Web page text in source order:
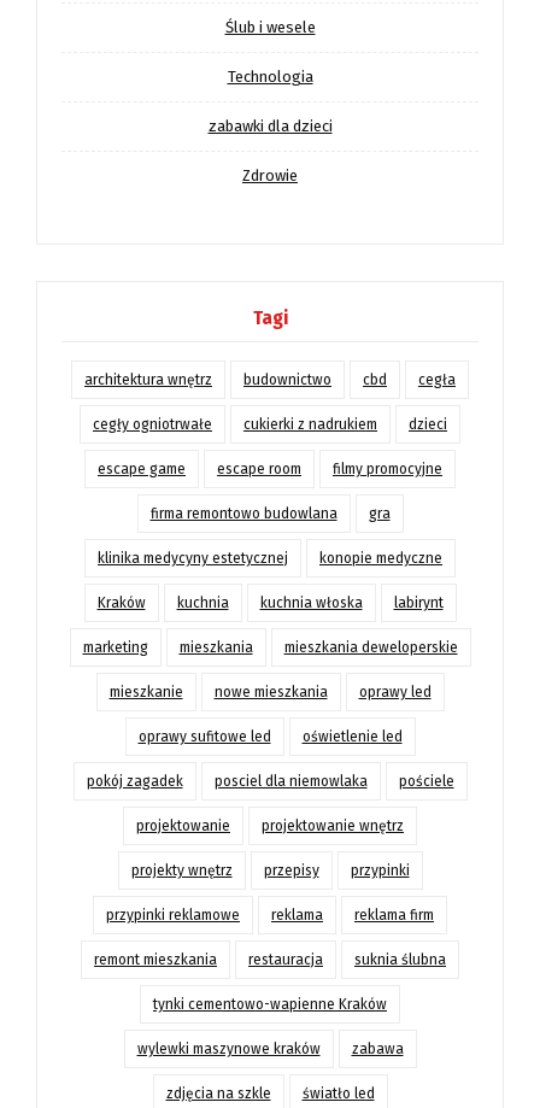
Ślub i wesele
Technologia
zabawki dla dzieci
Zdrowie
Tagi
architektura wnętrz budownictwo cbd cegła
cegły ogniotrwałe cukierki z nadrukiem dzieci
escape game escape room filmy promocyjne
firma remontowo budowlana gra
klinika medycyny estetycznej konopie medyczne
Kraków kuchnia kuchnia włoska labirynt
marketing mieszkania mieszkania deweloperskie
mieszkanie nowe mieszkania oprawy led
oprawy sufitowe led oświetlenie led
pokój zagadek posciel dla niemowlaka pościele
projektowanie projektowanie wnętrz
projekty wnętrz przepisy przypinki
przypinki reklamowe reklama reklama firm
remont mieszkania restauracja suknia ślubna
tynki cementowo-wapienne Kraków
wylewki maszynowe kraków zabawa
zdjęcia na szkle światło led